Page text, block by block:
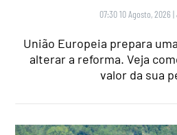
07:30 10 Agosto, 2026 |
União Europeia prepara
alterar a reforma. Veja
valor da sua